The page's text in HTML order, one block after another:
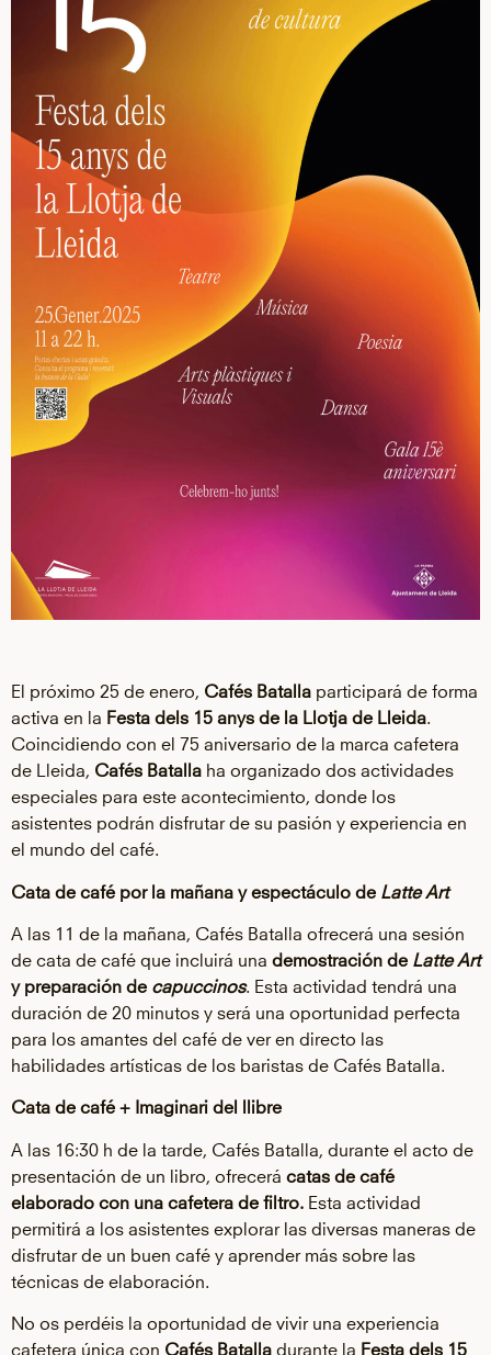
El próximo 25 de enero, Cafés Batalla participará de forma
activa en la Festa dels 15 anys de la Llotja de Lleida
Coincidiendo con el 75 aniversario de la marca cafetera
de Lleida, Cafés Batalla ha organizado dos actividades
especiales para este acontecimiento, donde los
asistentes podrán disfrutar de su pasión y experiencia en
el mundo del café.
Cata de café por la mañana y espectáculo de Latte Art
A las 11 de la mañana, Cafés Batalla ofrecerá una sesión
de cata de café que incluirá una demostración de Latte Art
y preparación de capuccinos. Esta actividad tendrá una
duración de 20 minutos y será una oportunidad perfecta
para los amantes del café de ver en directo las
habilidades artísticas de los baristas de Cafés Batalla.
Cata de café + Imaginari del llibre
A las 16:30 h de la tarde, Cafés Batalla, durante el acto de
presentación de un libro, ofrecerá catas de café
elaborado con una cafetera de filtro. Esta actividad
permitirá a los asistentes explorar las diversas maneras de
disfrutar de un buen café y aprender más sobre las
técnicas de elaboración.
No os perdéis la oportunidad de vivir una experiencia
cafetera única con Cafés Batalla durante la Festa dels 15